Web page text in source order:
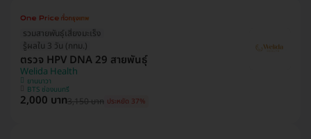
รวมสายพันธุ์เสี่ยงมะเร็ง
รู้ผลใน 3 วัน (กทม.)
ตรวจ HPV DNA 29 สายพันธุ์
Welida Health
ยานนาวา
BTS ช่องนนทรี
2,000 บาท3,150 บาท ประหยัด 37%